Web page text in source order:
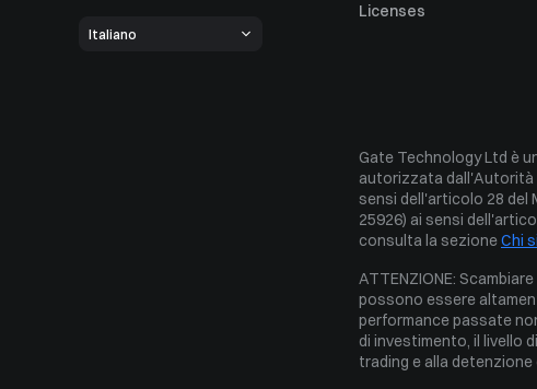
Italiano
Gestione dei reclami
Regole sul conflitto di
Politica Esecuzione
Licenses
Gate Technology Ltd è
autorizzata dall'Autorità
sensi dell'articolo 28 del
25926) ai sensi
consulta la sezione Chi
ATTENZIONE:
possono essere
performance passate
di investimento, il livello
trading e alla